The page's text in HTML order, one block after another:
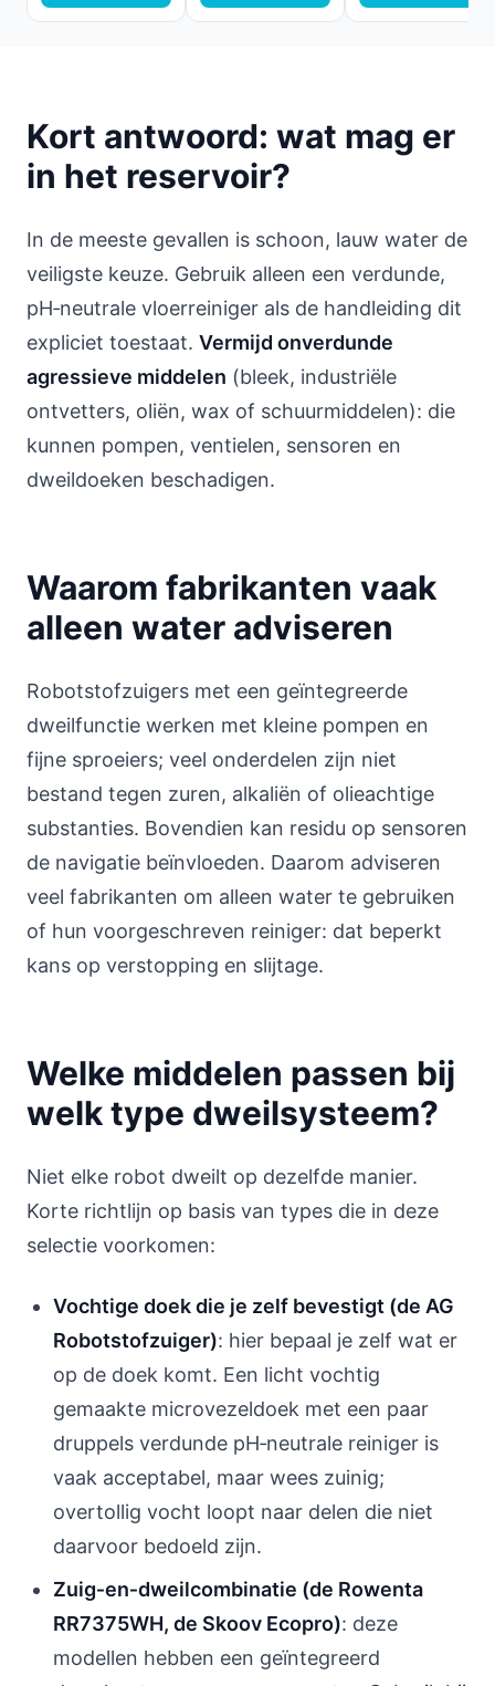
Kort antwoord: wat mag er
in het reservoir?
In de meeste gevallen is schoon, lauw water de
veiligste keuze. Gebruik alleen een verdunde,
pH‑neutrale vloerreiniger als de handleiding dit
expliciet toestaat. Vermijd onverdunde
agressieve middelen (bleek, industriële
ontvetters, oliën, wax of schuurmiddelen): die
kunnen pompen, ventielen, sensoren en
dweildoeken beschadigen.
Waarom fabrikanten vaak
alleen water adviseren
Robotstofzuigers met een geïntegreerde
dweilfunctie werken met kleine pompen en
fijne sproeiers; veel onderdelen zijn niet
bestand tegen zuren, alkaliën of olieachtige
substanties. Bovendien kan residu op sensoren
de navigatie beïnvloeden. Daarom adviseren
veel fabrikanten om alleen water te gebruiken
of hun voorgeschreven reiniger: dat beperkt
kans op verstopping en slijtage.
Welke middelen passen bij
welk type dweilsysteem?
Niet elke robot dweilt op dezelfde manier.
Korte richtlijn op basis van types die in deze
selectie voorkomen:
Vochtige doek die je zelf bevestigt (de AG
Robotstofzuiger): hier bepaal je zelf wat er
op de doek komt. Een licht vochtig
gemaakte microvezeldoek met een paar
druppels verdunde pH‑neutrale reiniger is
vaak acceptabel, maar wees zuinig;
overtollig vocht loopt naar delen die niet
daarvoor bedoeld zijn.
Zuig‑en‑dweilcombinatie (de Rowenta
RR7375WH, de Skoov Ecopro): deze
modellen hebben een geïntegreerd